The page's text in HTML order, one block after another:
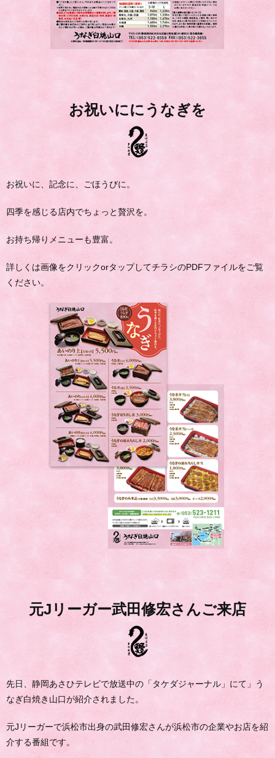
お祝いににうなぎを
お祝いに、記念に、ごほうびに。
四季を感じる店内でちょっと贅沢を。
お持ち帰りメニューも豊富。
詳しくは画像をクリックorタップしてチラシのPDFファイルをご覧
ください。
元Jリーガー武田修宏さんご来店
先日、静岡あさひテレビで放送中の「タケダジャーナル」にて」う
なぎ白焼き山口が紹介されました。
元Jリーガーで浜松市出身の武田修宏さんが浜松市の企業やお店を紹
介する番組です。